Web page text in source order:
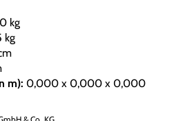
kg
kg
m): 0,000 x 0,000 x 0,000